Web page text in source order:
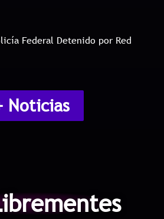
Federal Detenido por Red
Noticias